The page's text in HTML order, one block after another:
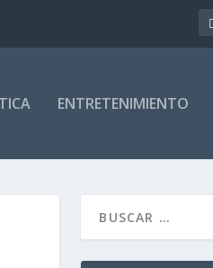
ENTRETENIMIENTO